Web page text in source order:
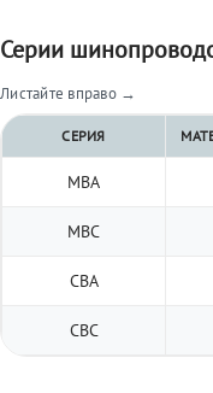
Серии
Листайте вправо →
СЕРИЯ
МВА
МВС
СВА
СВС